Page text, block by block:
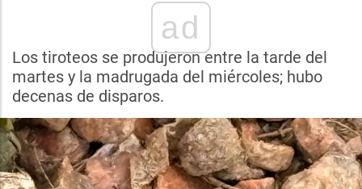
ad
Los tiroteos se produjeron entre la tarde del
martes y la madrugada del miércoles; hubo
decenas de disparos.